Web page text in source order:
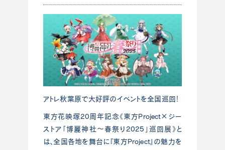
アトレ秋葉原で大好評のイベントを全国巡回！
東方花映塚20周年記念《東方Project×ジー
ストア「博麗神社～春祭り2025」巡回展》と
は、全国各地を舞台に『東方Project』の魅力を